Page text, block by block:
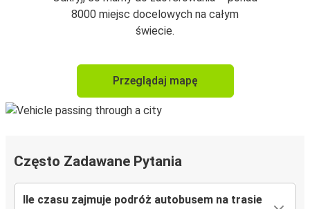
8000 miejsc docelowych na całym
świecie.
Przeglądaj mapę
Często Zadawane Pytania
Ile czasu zajmuje podróż autobusem na trasie